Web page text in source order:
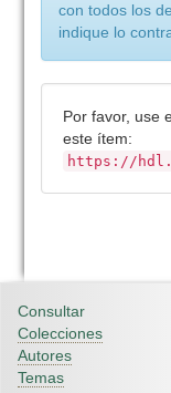
con todos los
indique lo
Por favor, use
este ítem:
https://
Consultar
Colecciones
Autores
Temas